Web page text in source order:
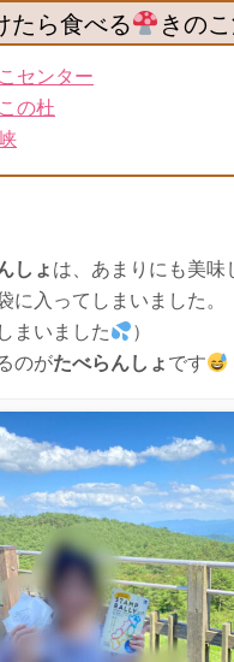
たら食べる きの
センター
の杜
しょ は、あまりにも美味
に入ってしまいました。
まいました
）
のがたべらんしょ です